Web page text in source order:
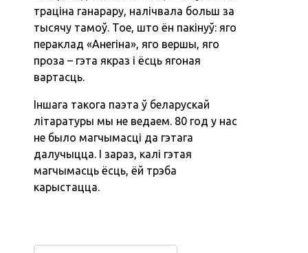
траціна ганарару, налічвала больш за
тысячу тамоў. Тое, што ён пакінуў: яго
пераклад «Анегіна», яго вершы, яго
проза – гэта якраз і ёсць ягоная
вартасць.
Іншага такога паэта ў беларускай
літаратуры мы не ведаем. 80 год у нас
не было магчымасці да гэтага
далучыцца. І зараз, калі гэтая
магчымасць ёсць, ёй трэба
карыстацца.